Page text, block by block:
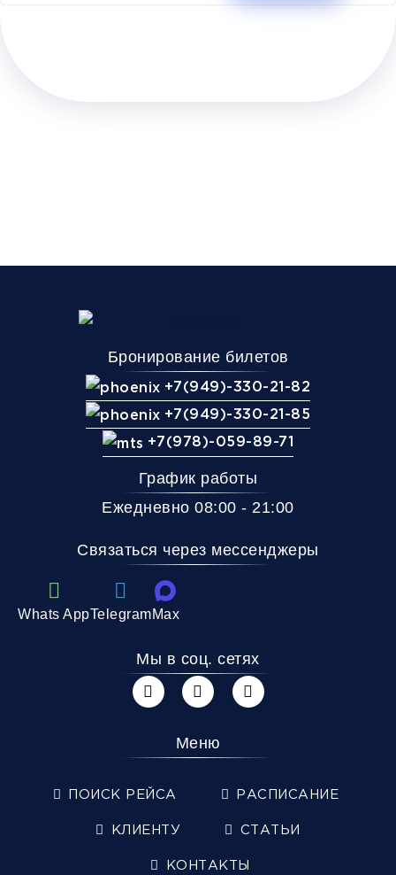
Бронирование билетов
+7(949)-330-21-82
+7(949)-330-21-85
+7(978)-059-89-71
График работы
Ежедневно 08:00 - 21:00
Связаться через мессенджеры
Whats AppTelegramMax
Мы в соц. сетях
Меню
ПОИСК РЕЙСА РАСПИСАНИЕ
КЛИЕНТУ СТАТЬИ
КОНТАКТЫ